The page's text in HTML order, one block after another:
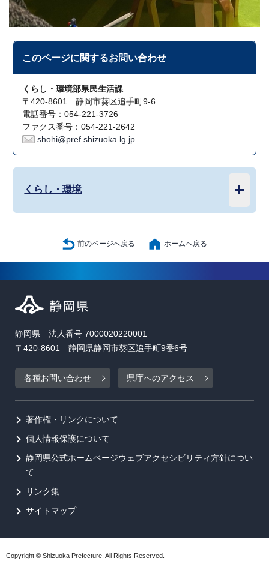
このページに関するお問い合わせ
くらし・環境部県民生活課
〒420-8601 静岡市葵区追手町9-6
電話番号：054-221-3726
ファクス番号：054-221-2642
shohi@pref.shizuoka.lg.jp
くらし・環境
前のページへ戻る ホームへ戻る
静岡県 法人番号 7000020220001
〒420-8601 静岡県静岡市葵区追手町9番6号
各種お問い合わせ 県庁へのアクセス
著作権・リンクについて
個人情報保護について
静岡県公式ホームページウェブアクセシビリティ方針につい
て
リンク集
サイトマップ
Copyright © Shizuoka Prefecture. All Rights Reserved.